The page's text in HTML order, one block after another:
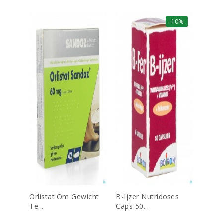
Orlistat Om Gewicht
Te...
-10%
B-Ijzer Nutridoses
Caps 50...